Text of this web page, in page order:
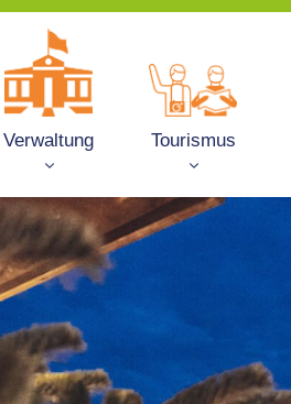
Verwaltung Tourismus